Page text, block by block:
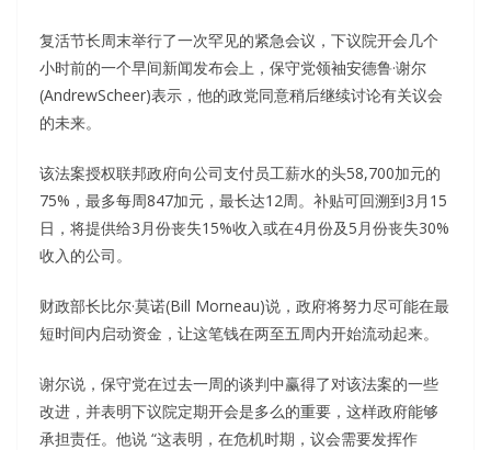
复活节长周末举行了一次罕见的紧急会议，下议院开会几个
小时前的一个早间新闻发布会上，保守党领袖安德鲁·谢尔
(AndrewScheer)表示，他的政党同意稍后继续讨论有关议会
的未来。
该法案授权联邦政府向公司支付员工薪水的头58,700加元的
75%，最多每周847加元，最长达12周。补贴可回溯到3月15
日，将提供给3月份丧失15%收入或在4月份及5月份丧失30%
收入的公司。
财政部长比尔·莫诺(Bill Morneau)说，政府将努力尽可能在最
短时间内启动资金，让这笔钱在两至五周内开始流动起来。
谢尔说，保守党在过去一周的谈判中赢得了对该法案的一些
改进，并表明下议院定期开会是多么的重要，这样政府能够
承担责任。他说 “这表明，在危机时期，议会需要发挥作